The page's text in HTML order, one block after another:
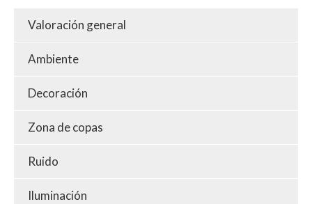
Valoración general
Ambiente
Decoración
Zona de copas
Ruido
Iluminación